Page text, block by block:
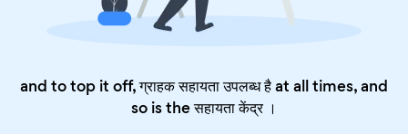
and to top it off, ग्राहक सहायता उपलब्ध है at all times, and
so is theसहायता केंद्र।